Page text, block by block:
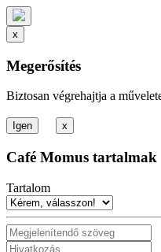
x
Megerősítés
Biztosan végrehajtja a
x
Café Momus tartalmak
Tartalom